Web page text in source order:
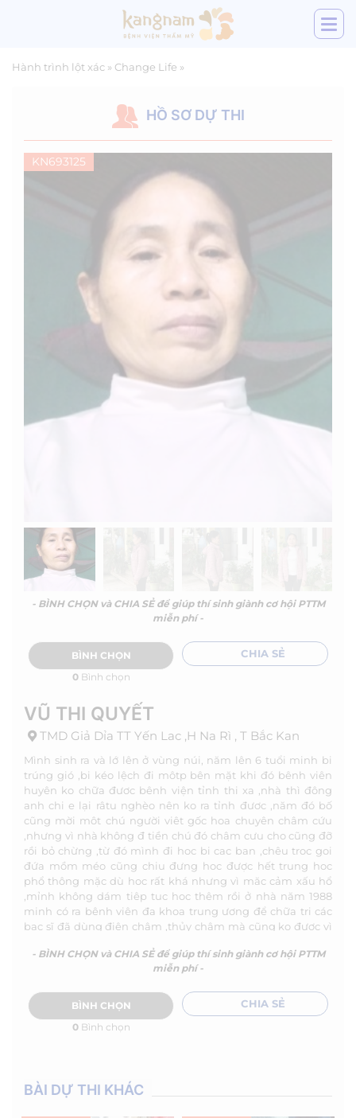
Hành trình lột xác » Change Life »
HỒ SƠ DỰ THI
KN693125
- BÌNH CHỌN và CHIA SẺ để giúp thí sinh giành cơ hội PTTM
miễn phí -
BÌNH CHỌN
0Bình chọn
CHIA SẺ
VŨ THI QUYẾT
TMD Giả Dỉa TT Yến Lac ,H Na Rì , T Bắc Kan
Mình sinh ra và lớ lên ở vùng núi, năm lên 6 tuổi minh bi
trúng gió ,bi kéo lệch đi môtp bên mặt khi đó bênh viên
huyên ko chữa đươc bênh viện tỉnh thi xa ,nhà thì đông
anh chi e lại râtu nghèo nên ko ra tỉnh đươc ,năm đó bố
cũng mời môt chú người viêt gốc hoa chuyên châm cứu
,nhưng vì nhà không đ tiền chú đó châm cưu cho cũng đỡ
rồi bỏ chừng ,từ đó mình đi hoc bi cac ban ,chêu troc goi
đứa mồm méo cũng chiu đưng hoc được hết trung hoc
phổ thông mặc dù hoc rất khá nhưng vì măc cảm xấu hổ
,mỉnh không dám tiêp tuc hoc thêm rồi ở nhà năm 1988
minh có ra bênh viên đa khoa trung ương để chữa tri các
bac sĩ đã dùng điện châm ,thủy châm mà cũng ko đươc vì
thấy trương trỉnh này cung muốn mình đươc trở lai như
xưa đươc đep một lần ,để đươc tự tin đứng trươc đám đông
nộp hồ sơ này mong đươc các bac sĩ trong trương trinh
giup đỡ cho tôi đươc chưa ,trị để quãng đời còn lại cũng
đươc biết đẹp biêt tự tin đứng trươc mọi người ,tôi rắt
- BÌNH CHỌN và CHIA SẺ để giúp thí sinh giành cơ hội PTTM
miễn phí -
BÌNH CHỌN
0Bình chọn
CHIA SẺ
BÀI DỰ THI KHÁC